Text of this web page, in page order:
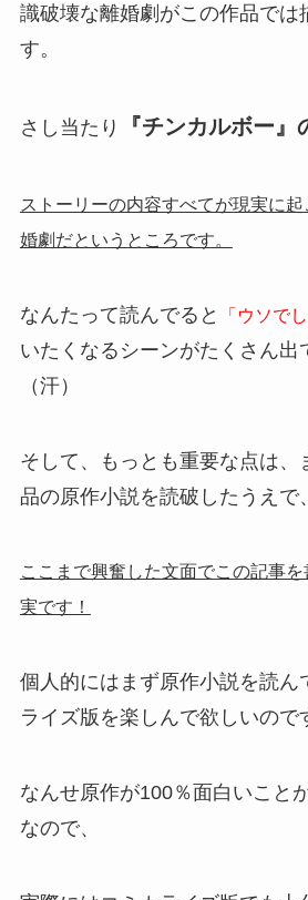
識破壊な離婚劇がこの作品では
す。
さし当たり 『チンカルボー』
ストーリーの内容すべてが現実に
婚劇だというところです。
なんたって読んでると 「ウソで
いたくなるシーンがたくさん出
（汗）
そして、もっとも重要な点は、
品の原作小説を読破したうえで、
ここまで興奮した文面でこの記事
実です！
個人的にはまず原作小説を読ん
ライズ版を楽しんで欲しいので
なんせ原作が100％面白いこと
なので、